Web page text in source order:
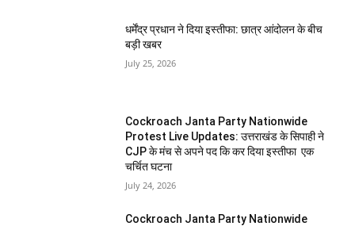
धर्मेंद्र प्रधान ने दिया इस्तीफा: छात्र आंदोलन के बीच
बड़ी खबर
July 25, 2026
Cockroach Janta Party Nationwide
Protest Live Updates: उत्तराखंड के सिपाही ने
CJP के मंच से अपने पद कि कर दिया इस्तीफा एक
चर्चित घटना
July 24, 2026
Cockroach Janta Party Nationwide